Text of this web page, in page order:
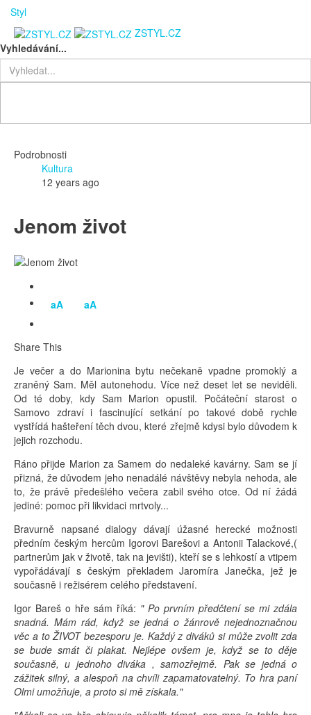
Styl
ZSTYL.CZ
Vyhledávání...
Podrobnosti
Kultura
12 years ago
Jenom život
aA aA
Share This
Je večer a do Marionina bytu nečekaně vpadne promoklý a
zraněný Sam. Měl autonehodu. Více než deset let se neviděli.
Od té doby, kdy Sam Marion opustil. Počáteční starost o
Samovo zdraví i fascinující setkání po takové době rychle
vystřídá hašteření těch dvou, které zřejmě kdysi bylo důvodem k
jejich rozchodu.
Ráno přijde Marion za Samem do nedaleké kavárny. Sam se jí
přizná, že důvodem jeho nenadálé návštěvy nebyla nehoda, ale
to, že právě předešlého večera zabil svého otce. Od ní žádá
jediné: pomoc při likvidaci mrtvoly...
Bravurně napsané dialogy dávají úžasné herecké možnosti
předním českým hercům Igorovi Barešovi a Antonii Talackové,(
partnerům jak v životě, tak na jevišti), kteří se s lehkostí a vtipem
vypořádávají s českým překladem Jaromíra Janečka, jež je
současně i režisérem celého představení.
Igor Bareš o hře sám říká: " Po prvním předčtení se mi zdála
snadná. Mám rád, když se jedná o žánrově nejednoznačnou
věc a to ŽIVOT bezesporu je. Každý z diváků si může zvolit zda
se bude smát či plakat. Nejlépe ovšem je, když se to děje
současně, u jednoho diváka , samozřejmě. Pak se jedná o
zážitek silný, a alespoň na chvíli zapamatovatelný. To hra paní
Olmi umožňuje, a proto si mě získala."